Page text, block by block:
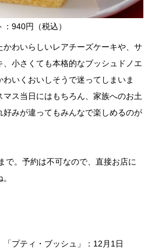
940円（税込）
かわいらしいレアチーズケーキや、サ
、小さくても本格的なブッシュドノエ
いくおいしそうで迷ってしまいま
ス当日にはもちろん、家族へのお土
好みが違ってもみんなで楽しめるのが
で。予約は不可なので、直接お店に
「プティ・ブッシュ」：12月1日